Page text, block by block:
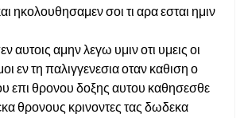
ηκολουθησαμεν σοι τι αρα εσται ημιν
αυτοις αμην λεγω υμιν οτι υμεις οι
εν τη παλιγγενεσια οταν καθιση ο
επι θρονου δοξης αυτου καθησεσθε
θρονους κρινοντες τας δωδεκα